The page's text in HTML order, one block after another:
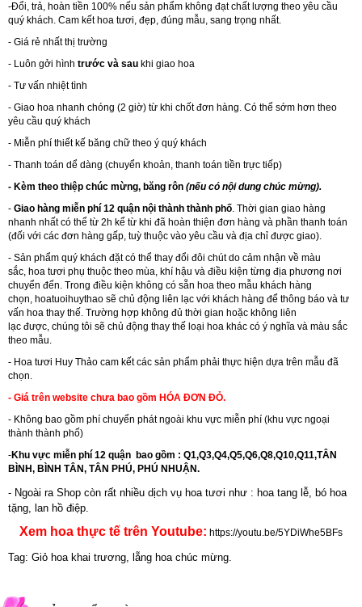
-Đổi, trả, hoàn tiền 100% nếu sản phẩm không đạt chất lượng theo yêu cầu
quý khách. Cam kết hoa tươi, đẹp, đúng mẫu, sang trọng nhất.
- Giá rẻ nhất thị trường
- Luôn gởi hình trước và sau khi giao hoa
- Tư vấn nhiệt tình
- Giao hoa nhanh chóng (2 giờ) từ khi chốt đơn hàng. Có thể sớm hơn theo
yêu cầu quý khách
- Miễn phí thiết kế băng chữ theo ý quý khách
- Thanh toán dể dàng (chuyển khoản, thanh toán tiền trực tiếp)
- Kèm theo thiệp chúc mừng, băng rôn (nếu có nội dung chúc mừng).
- Giao hàng miễn phí 12 quận nội thành thành phố. Thời gian giao hàng
nhanh nhất có thể từ 2h kể từ khi đã hoàn thiện đơn hàng và phần thanh toán
(đối với các đơn hàng gấp, tuỳ thuộc vào yêu cầu và địa chỉ được giao).
- Sản phẩm quý khách đặt có thể thay đổi đôi chút do cảm nhận về màu
sắc, hoa tươi phụ thuộc theo mùa, khí hậu và điều kiện từng địa phương nơi
chuyển đến. Trong điều kiện không có sẵn hoa theo mẫu khách hàng
chọn, hoatuoihuythao sẽ chủ động liên lạc với khách hàng để thông báo và tư
vấn hoa thay thế. Trường hợp không đủ thời gian hoặc không liên
lạc được, chúng tôi sẽ chủ động thay thế loại hoa khác có ý nghĩa và màu sắc
theo mẫu.
- Hoa tươi Huy Thảo cam kết các sản phẩm phải thực hiện dựa trên mẫu đã
chọn.
- Giá trên website chưa bao gồm HÓA ĐƠN ĐỎ.
- Không bao gồm phí chuyển phát ngoài khu vực miễn phí (khu vực ngoại
thành thành phố)
-Khu vực miễn phí 12 quận bao gồm : Q1,Q3,Q4,Q5,Q6,Q8,Q10,Q11,TÂN
BÌNH, BÌNH TÂN, TÂN PHÚ, PHÚ NHUẬN.
- Ngoài ra Shop còn rất nhiều dịch vụ hoa tươi như : hoa tang lễ, bó hoa
tặng, lan hồ điệp.
Xem hoa thực tế trên Youtube: https://youtu.be/5YDiWhe5BFs
Tag: Giỏ hoa khai trương, lẵng hoa chúc mừng.